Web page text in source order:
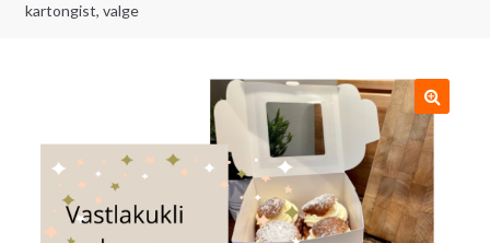
kartongist, valge